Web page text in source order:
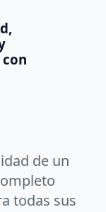
de un
todas sus